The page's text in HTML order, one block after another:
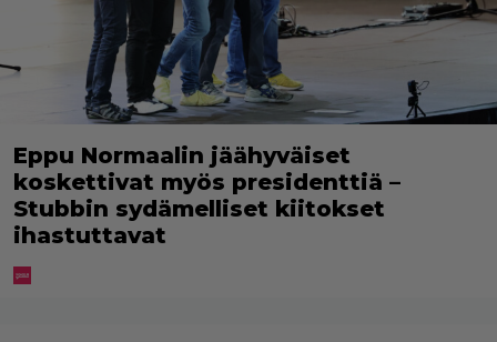
Eppu Normaalin jäähyväiset
koskettivat myös presidenttiä –
Stubbin sydämelliset kiitokset
ihastuttavat